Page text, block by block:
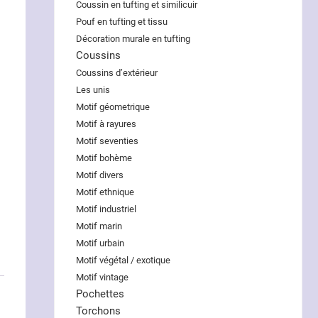
Coussin en tufting et similicuir
Pouf en tufting et tissu
Décoration murale en tufting
Coussins
Coussins d’extérieur
Les unis
Motif géometrique
Motif à rayures
Motif seventies
Motif bohème
Motif divers
Motif ethnique
Motif industriel
Motif marin
Motif urbain
Motif végétal / exotique
Motif vintage
Pochettes
Torchons